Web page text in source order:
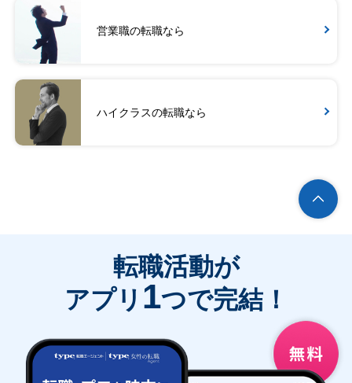
営業職の転職なら
ハイクラスの転職なら
転職活動が
アプリ 1つで完結！